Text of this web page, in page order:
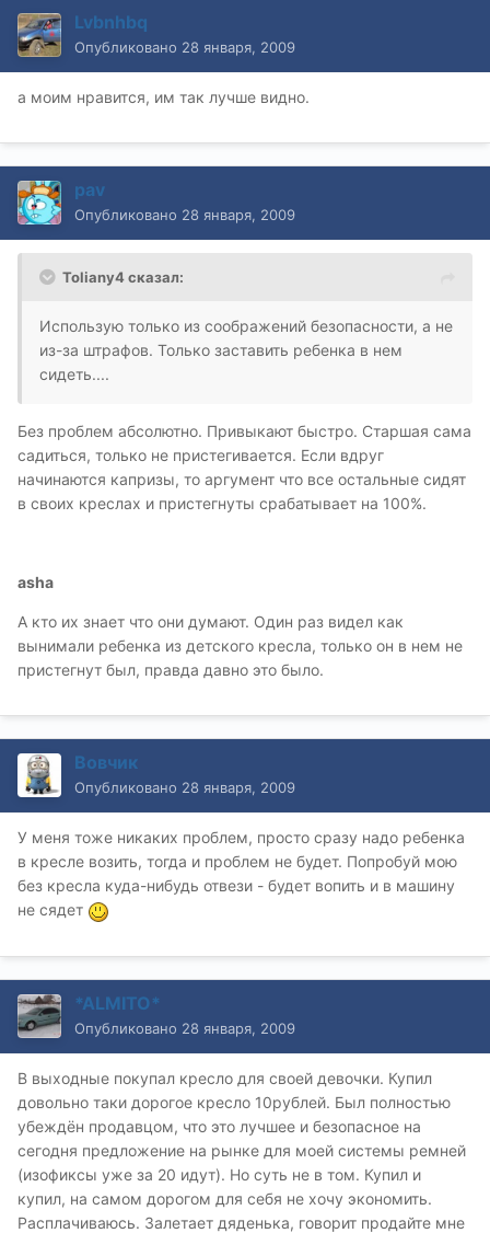
Lvbnhbq
Опубликовано 28 января, 2009
а моим нравится, им так лучше видно.
pav
Опубликовано 28 января, 2009
Toliany4 сказал:
Использую только из соображений безопасности, а не
из-за штрафов. Только заставить ребенка в нем
сидеть....
Без проблем абсолютно. Привыкают быстро. Старшая сама
садиться, только не пристегивается. Если вдруг
начинаются капризы, то аргумент что все остальные сидят
в своих креслах и пристегнуты срабатывает на 100%.
asha
А кто их знает что они думают. Один раз видел как
вынимали ребенка из детского кресла, только он в нем не
пристегнут был, правда давно это было.
Bовчик
Опубликовано 28 января, 2009
У меня тоже никаких проблем, просто сразу надо ребенка
в кресле возить, тогда и проблем не будет. Попробуй мою
без кресла куда-нибудь отвези - будет вопить и в машину
не сядет
*ALMITO*
Опубликовано 28 января, 2009
В выходные покупал кресло для своей девочки. Купил
довольно таки дорогое кресло 10рублей. Был полностью
убеждён продавцом, что это лучшее и безопасное на
сегодня предложение на рынке для моей системы ремней
(изофиксы уже за 20 идут). Но суть не в том. Купил и
купил, на самом дорогом для себя не хочу экономить.
Расплачиваюсь. Залетает дяденька, говорит продайте мне